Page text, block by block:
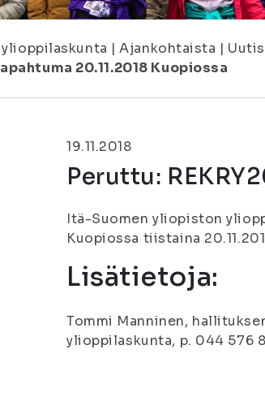
| Ajankohtaista |
20.11.2018 Kuopiossa
19.11.2018
Peruttu:
Itä-Suomen yliopiston
Kuopiossa tiistaina
Lisätietoja:
Tommi Manninen,
ylioppilaskunta, p. 044 576